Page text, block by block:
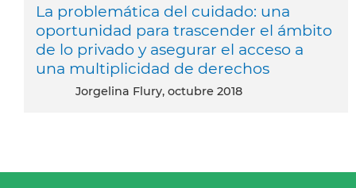
La problemática del cuidado: una
oportunidad para trascender el ámbito
de lo privado y asegurar el acceso a
una multiplicidad de derechos
Jorgelina Flury, octubre 2018